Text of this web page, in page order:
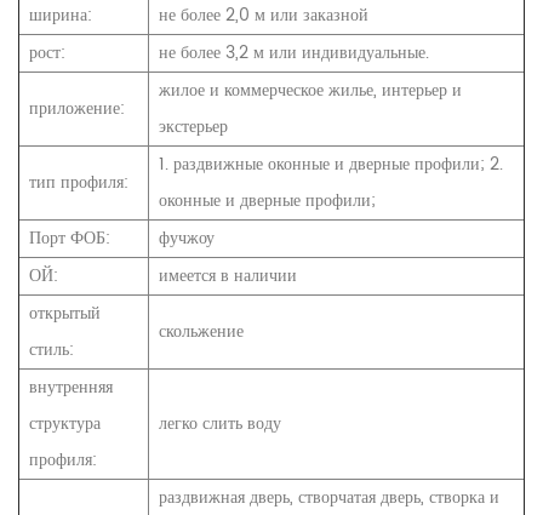
ширина:
не более 2,0 м или заказной
рост:
не более 3,2 м или индивидуальные.
приложение:
жилое и коммерческое жилье, интерьер и
экстерьер
тип профиля:
1. раздвижные оконные и дверные профили; 2.
оконные и дверные профили;
Порт ФОБ:
фучжоу
ОЙ:
имеется в наличии
открытый
стиль:
скольжение
внутренняя
структура
профиля:
легко слить воду
раздвижная дверь, створчатая дверь, створка и